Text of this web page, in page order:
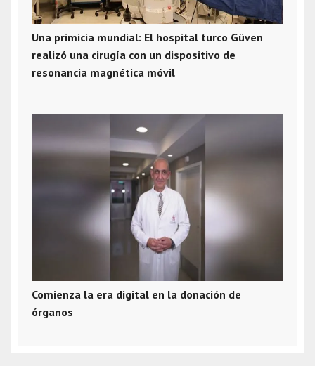
Una primicia mundial: El hospital turco Güven
realizó una cirugía con un dispositivo de
resonancia magnética móvil
Comienza la era digital en la donación de
órganos